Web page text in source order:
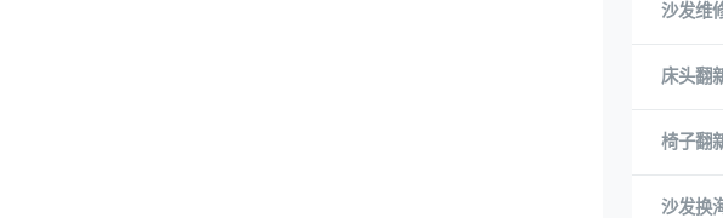
沙发维
床头翻
椅子翻
沙发换